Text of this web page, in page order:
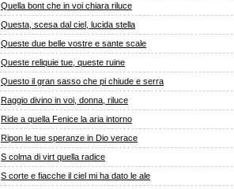
Quella bont che in voi chiara riluce
Questa, scesa dal ciel, lucida stella
Queste due belle vostre e sante scale
Queste reliquie tue, queste ruine
Questo il gran sasso che pi chiude e serra
Raggio divino in voi, donna, riluce
Ride a quella Fenice la aria intorno
Ripon le tue speranze in Dio verace
S colma di virt quella radice
S corte e fiacche il ciel mi ha dato le ale